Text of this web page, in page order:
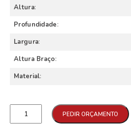
Altura:
Profundidade:
Largura:
Altura Braço:
Material:
PEDIR ORÇAMENTO